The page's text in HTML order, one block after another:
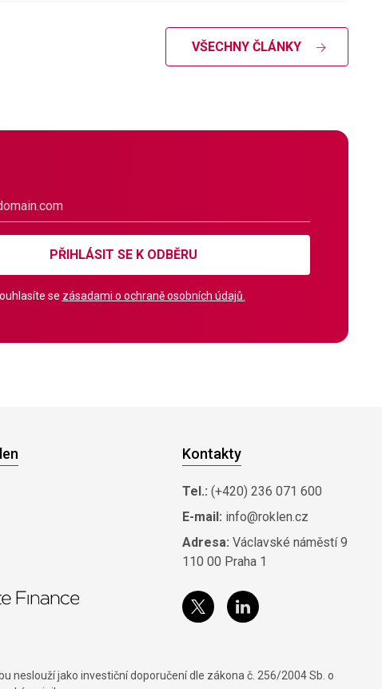
VŠECHNY ČLÁNKY
PŘIHLÁSIT SE K ODBĚRU
se zásadami o ochraně osobních údajů.
Kontakty
Tel.: (+420) 236 071 600
E-mail: info@roklen.cz
Adresa: Václavské náměstí 9
110 00 Praha 1
neslouží jako investiční doporučení dle zákona č. 256/2004 Sb. o